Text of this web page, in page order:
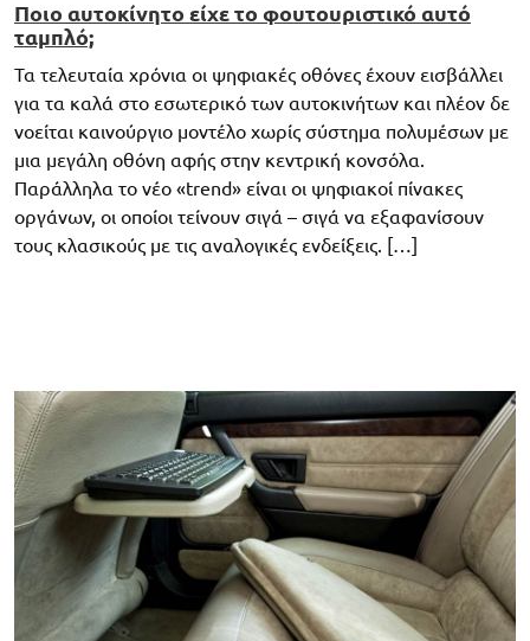
Ποιο αυτοκίνητο είχε το φουτουριστικό αυτό
ταμπλό;
Τα τελευταία χρόνια οι ψηφιακές οθόνες έχουν εισβάλλει
για τα καλά στο εσωτερικό των αυτοκινήτων και πλέον δε
νοείται καινούργιο μοντέλο χωρίς σύστημα πολυμέσων με
μια μεγάλη οθόνη αφής στην κεντρική κονσόλα.
Παράλληλα το νέο «trend» είναι οι ψηφιακοί πίνακες
οργάνων, οι οποίοι τείνουν σιγά – σιγά να εξαφανίσουν
τους κλασικούς με τις αναλογικές ενδείξεις. […]